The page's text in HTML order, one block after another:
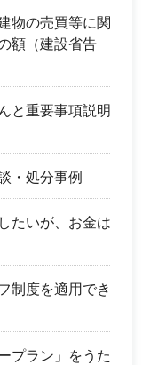
物の売買等に関
額（建設省告
と重要事項説明
・処分事例
たいが、お金は
制度を適用でき
プラン」をうた